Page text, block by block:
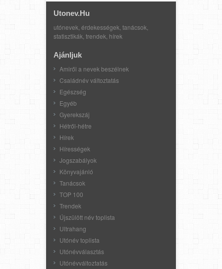
Utonev.hu
utónevek, érdekességek, tanácsok,
statisztikák, trendek, hírek
Ajánljuk
Amiről a nevek beszélnek
Családnév változtatás
Egészség
Egyéb
Gyerekszáj
Hétről-hétre
Hírek
Hírességek
Jogszabályok
Könyvajánló
Tanácsok
TOP 100
Trendek
Újszülött név toplista
Ultrahang
Utónév toplista
Utónévválasztás
Utónévváltoztatás